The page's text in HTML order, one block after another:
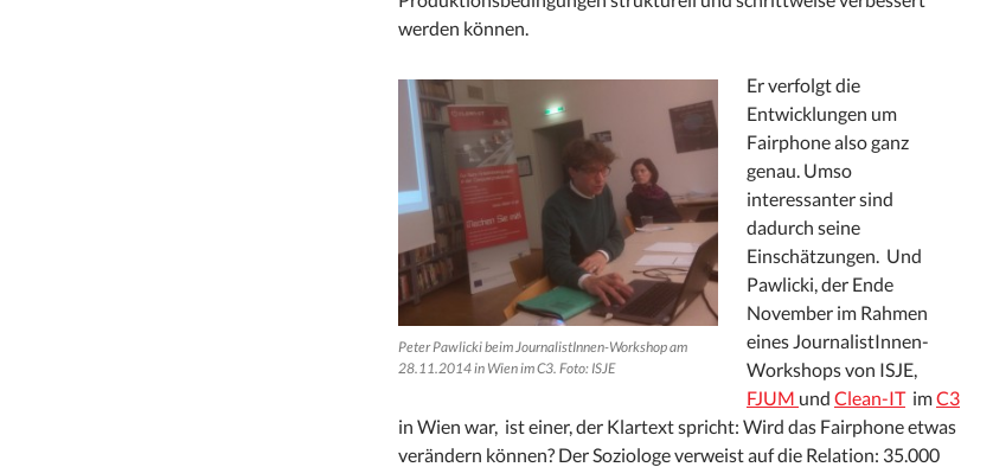
werden können.
Peter Pawlicki beim JournalistInnen-Workshop am
28.11.2014 in Wien im C3. Foto: ISJE
Er verfolgt die
Entwicklungen um
Fairphone also ganz
genau. Umso
interessanter sind
dadurch seine
Einschätzungen. Und
Pawlicki, der Ende
November im Rahmen
eines JournalistInnen-
Workshops von ISJE,
FJUM und Clean-ITimC3
in Wien war, ist einer, der Klartext spricht: Wird das Fairphone etwas
verändern können? Der Soziologe verweist auf die Relation: 35.000